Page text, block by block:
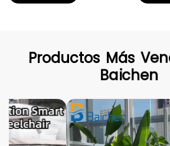
Productos Más
Baichen